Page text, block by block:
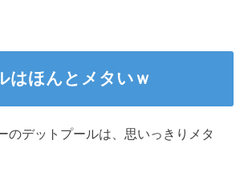
はほんとメタいｗ
のデットプールは、思いっきりメタ